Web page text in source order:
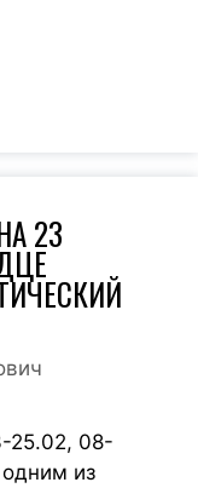
23
25.02, 08-
из